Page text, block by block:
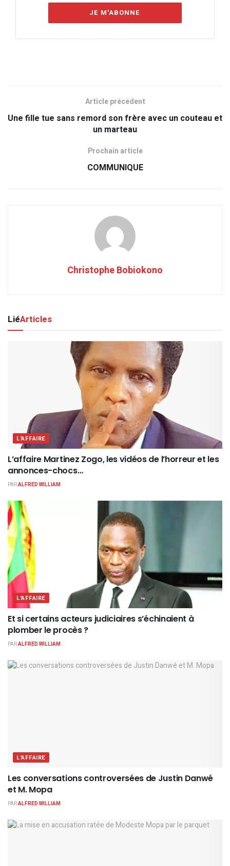
JE M'ABONNE
Article précédent
Une fille tue sans remord son frère avec un couteau et
un marteau
Prochain article
COMMUNIQUE
Christophe Bobiokono
LiéArticles
L'AFFAIRE
L’affaire Martinez Zogo, les vidéos de l’horreur et les
annonces-chocs…
PARALFRED WILLIAM
L'AFFAIRE
Et si certains acteurs judiciaires s’échinaient à
plomber le procès ?
PARALFRED WILLIAM
L'AFFAIRE
Les conversations controversées de Justin Danwé
et M. Mopa
PARALFRED WILLIAM